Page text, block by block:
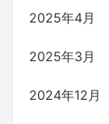
2025年4月
2025年3月
2024年12月